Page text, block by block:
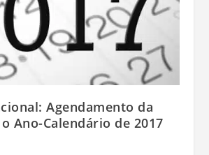
Agendamento da
Ano-Calendário de 2017